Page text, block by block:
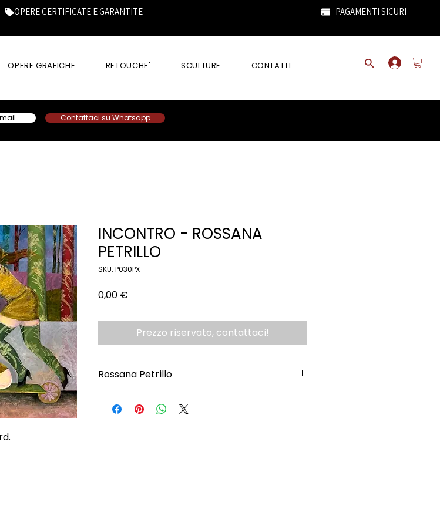
OPERE CERTIFICATE E GARANTITE PAGAMENTI SICURI
OPERE GRAFICHE RETOUCHE' SCULTURE CONTATTI
Contattaci su Whatsapp
INCONTRO - ROSSANA
PETRILLO
SKU: P030PX
0,00 €
Prezzo riservato, contattaci!
Rossana Petrillo